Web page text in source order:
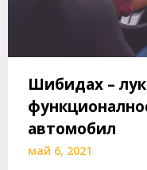
Шибидах –
автомобил
май 6, 2021